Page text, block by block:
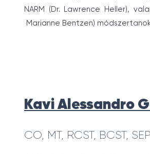
NARM (Dr. Lawrence Heller),
Marianne Bentzen)
CO, MT, RCST, BCST, SEP
Kavi Alessandro